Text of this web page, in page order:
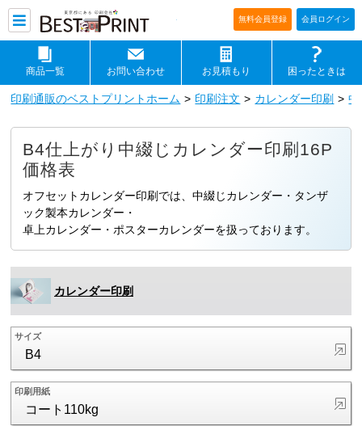
印刷通販ベストプリントベストプリ
無料会員登録 会員ログイン
商品一覧 お問い合わせ お見積もり 困ったときは
印刷通販のベストプリントホーム 印刷注文 カレンダー印刷 中
B4仕上がり中綴じカレンダー印刷16P
価格表
オフセットカレンダー印刷では、中綴じカレンダー・タンザ
ック製本カレンダー・
卓上カレンダー・ポスターカレンダーを扱っております。
カレンダー印刷
サイズ
B4
印刷用紙
コート110kg